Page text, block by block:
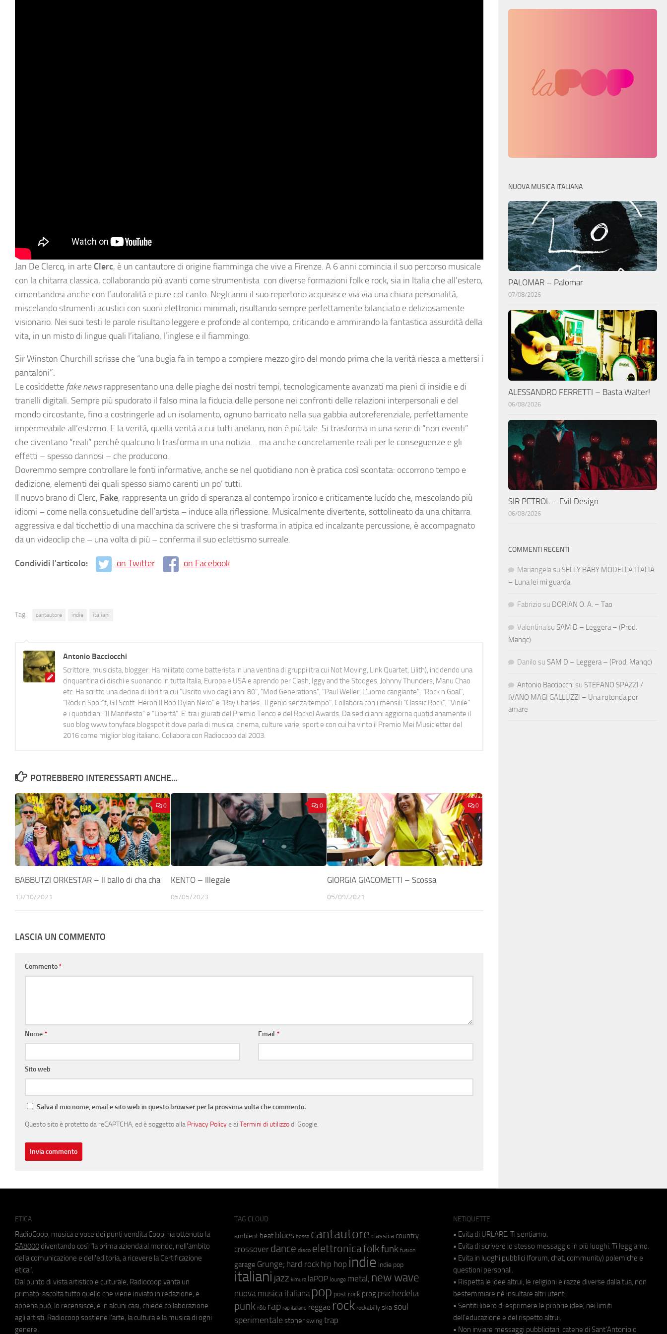
Jan De Clercq, in arte Clerc, è un cantautore di origine fiamminga che vive a Firenze. A 6 anni comincia il suo percorso musicale
con la chitarra classica, collaborando più avanti come strumentista con diverse formazioni folk e rock, sia in Italia che all’estero,
cimentandosi anche con l’autoralità e pure col canto. Negli anni il suo repertorio acquisisce via via una chiara personalità,
miscelando strumenti acustici con suoni elettronici minimali, risultando sempre perfettamente bilanciato e deliziosamente
visionario. Nei suoi testi le parole risultano leggere e profonde al contempo, criticando e ammirando la fantastica assurdità della
vita, in un misto di lingue quali l’italiano, l’inglese e il fiammingo.
Sir Winston Churchill scrisse che “una bugia fa in tempo a compiere mezzo giro del mondo prima che la verità riesca a mettersi i
pantaloni”.
Le cosiddette fake newsrappresentano una delle piaghe dei nostri tempi, tecnologicamente avanzati ma pieni di insidie e di
tranelli digitali. Sempre più spudorato il falso mina la fiducia delle persone nei confronti delle relazioni interpersonali e del
mondo circostante, fino a costringerle ad un isolamento, ognuno barricato nella sua gabbia autoreferenziale, perfettamente
impermeabile all’esterno. E la verità, quella verità a cui tutti anelano, non è più tale. Si trasforma in una serie di “non eventi”
che diventano “reali” perché qualcuno li trasforma in una notizia… ma anche concretamente reali per le conseguenze e gli
effetti – spesso dannosi – che producono.
Dovremmo sempre controllare le fonti informative, anche se nel quotidiano non è pratica così scontata: occorrono tempo e
dedizione, elementi dei quali spesso siamo carenti un po’ tutti.
Il nuovo brano di Clerc, Fake, rappresenta un grido di speranza al contempo ironico e criticamente lucido che, mescolando più
idiomi – come nella consuetudine dell’artista – induce alla riflessione. Musicalmente divertente, sottolineato da una chitarra
aggressiva e dal ticchettio di una macchina da scrivere che si trasforma in atipica ed incalzante percussione, è accompagnato
da un videoclip che – una volta di più – conferma il suo eclettismo surreale.
Condividi l'articolo: on Twitter on Facebook
Tag: cantautore indie italiani
Antonio Bacciocchi
Scrittore, musicista, blogger. Ha militato come batterista in una ventina di gruppi (tra cui Not Moving, Link Quartet, Lilith), incidendo una
cinquantina di dischi e suonando in tutta Italia, Europa e USA e aprendo per Clash, Iggy and the Stooges, Johnny Thunders, Manu Chao
etc. Ha scritto una decina di libri tra cui "Uscito vivo dagli anni 80", "Mod Generations", "Paul Weller, L’uomo cangiante", "Rock n Goal",
"Rock n Spor"t, Gil Scott-Heron Il Bob Dylan Nero" e "Ray Charles- Il genio senza tempo". Collabora con i mensili “Classic Rock”, "Vinile"
e i quotidiani “Il Manifesto” e “Libertà”. E' tra i giurati del Premio Tenco e del Rockol Awards. Da sedici anni aggiorna quotidianamente il
suo blog www.tonyface.blogspot.it dove parla di musica, cinema, culture varie, sport e con cui ha vinto il Premio Mei Musicletter del
2016 come miglior blog italiano. Collabora con Radiocoop dal 2003.
POTREBBERO INTERESSARTI ANCHE...
0
BABBUTZI ORKESTAR – Il ballo di cha cha
13/10/2021
0
KENTO – Illegale
05/05/2023
0
GIORGIA GIACOMETTI – Scossa
05/09/2021
LASCIA UN COMMENTO
Commento*
Nome* Email*
Sito web
Salva il mio nome, email e sito web in questo browser per la prossima volta che commento.
Questo sito è protetto da reCAPTCHA, ed è soggetto alla Privacy Policye ai Termini di utilizzodi Google.
NUOVA MUSICA ITALIANA
PALOMAR – Palomar
07/08/2026
ALESSANDRO FERRETTI – Basta Walter!
06/08/2026
SIR PETROL – Evil Design
06/08/2026
COMMENTI RECENTI
Mariangela su SELLY BABY MODELLA ITALIA
– Luna lei mi guarda
Fabrizio su DORIAN O. A. – Tao
Valentina su SAM D – Leggera – (Prod.
Manqc)
Danilo su SAM D – Leggera – (Prod. Manqc)
Antonio Bacciocchi su STEFANO SPAZZI /
IVANO MAGI GALLUZZI – Una rotonda per
amare
ETICA
RadioCoop, musica e voce dei punti vendita Coop, ha ottenuto la
SA8000 diventando così "la prima azienda al mondo, nell'ambito
della comunicazione e dell'editoria, a ricevere la Certificazione
etica".
Dal punto di vista artistico e culturale, Radiocoop vanta un
primato: ascolta tutto quello che viene inviato in redazione, e
appena può, lo recensisce, e in alcuni casi, chiede collaborazione
agli artisti. Radiocoop sostiene l'arte, la cultura e la musica di ogni
genere.
TAG CLOUD
ambient beat blues bossa cantautore classica country
crossover dance disco elettronicafolkfunk fusion
garage Grunge; hard rock hip hop indie indie pop
italiani jazz kimura laPOP lounge metal; new wave
nuova musica italiana pop post rock prog psichedelia
punk r&b rap rap italiano reggae rock rockabilly ska soul
sperimentale stoner swing trap
NETIQUETTE
• Evita di URLARE. Ti sentiamo.
• Evita di scrivere lo stesso messaggio in più luoghi. Ti leggiamo.
• Evita in luoghi pubblici (forum, chat, community) polemiche e
questioni personali.
• Rispetta le idee altrui, le religioni e razze diverse dalla tua, non
bestemmiare né insultare altri utenti.
• Sentiti libero di esprimere le proprie idee, nei limiti
dell'educazione e del rispetto altrui.
• Non inviare messaggi pubblicitari, catene di Sant'Antonio o